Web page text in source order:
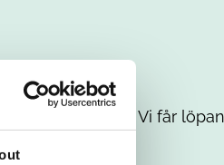
Misströsta inte. Vi får